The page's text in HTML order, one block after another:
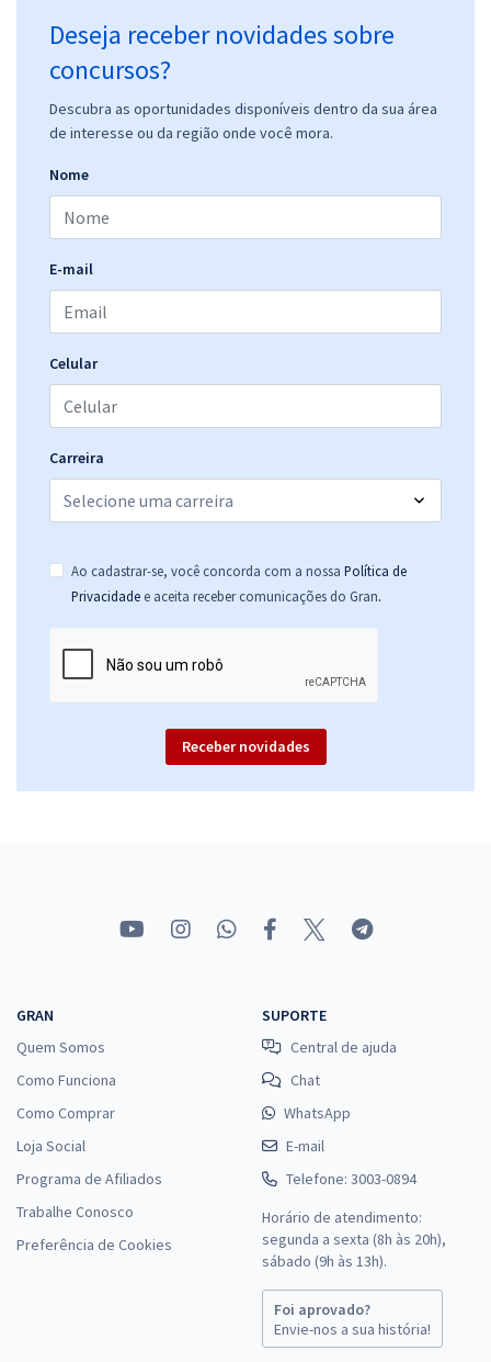
Deseja receber novidades sobre
concursos?
Descubra as oportunidades disponíveis dentro da sua área
de interesse ou da região onde você mora.
Nome
E-mail
Celular
Carreira
Ao cadastrar-se, você concorda com a nossa Política de
Privacidade e aceita receber comunicações do Gran.
Receber novidades
GRAN
Quem Somos
Como Funciona
Como Comprar
Loja Social
Programa de Afiliados
Trabalhe Conosco
Preferência de Cookies
SUPORTE
Central de ajuda
Chat
WhatsApp
E-mail
Telefone: 3003-0894
Horário de atendimento:
segunda a sexta (8h às 20h),
sábado (9h às 13h).
Foi aprovado?
Envie-nos a sua história!